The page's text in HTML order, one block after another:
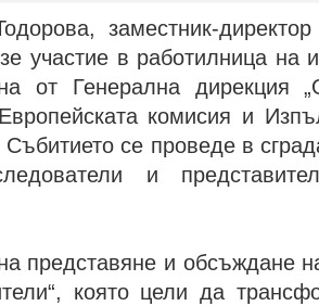
заместник-
участие в работилница на
от Генерална дирекция
комисия и
се проведе в
и
представяне и обсъждане
която цели да